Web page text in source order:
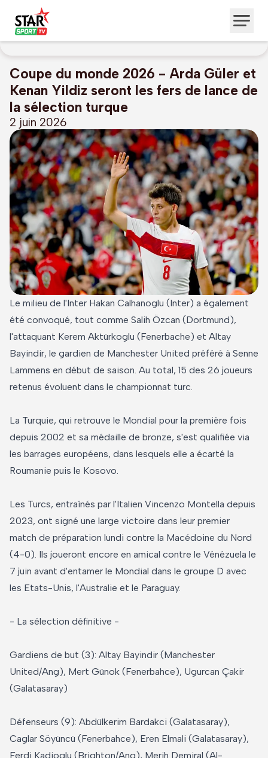
Coupe du monde 2026 - Arda Güler et
Kenan Yildiz seront les fers de lance de
la sélection turque
2 juin 2026
Le milieu de l'Inter Hakan Calhanoglu (Inter) a également
été convoqué, tout comme Salih Özcan (Dortmund),
l'attaquant Kerem Aktürkoglu (Fenerbache) et Altay
Bayindir, le gardien de Manchester United préféré à Senne
Lammens en début de saison. Au total, 15 des 26 joueurs
retenus évoluent dans le championnat turc.
La Turquie, qui retrouve le Mondial pour la première fois
depuis 2002 et sa médaille de bronze, s'est qualifiée via
les barrages européens, dans lesquels elle a écarté la
Roumanie puis le Kosovo.
Les Turcs, entraînés par l'Italien Vincenzo Montella depuis
2023, ont signé une large victoire dans leur premier
match de préparation lundi contre la Macédoine du Nord
(4-0). Ils joueront encore en amical contre le Vénézuela le
7 juin avant d'entamer le Mondial dans le groupe D avec
les Etats-Unis, l'Australie et le Paraguay.
- La sélection définitive -
Gardiens de but (3): Altay Bayindir (Manchester
United/Ang), Mert Günok (Fenerbahce), Ugurcan Çakir
(Galatasaray)
Défenseurs (9): Abdülkerim Bardakci (Galatasaray),
Caglar Söyüncü (Fenerbahce), Eren Elmali (Galatasaray),
Ferdi Kadioglu (Brighton/Ang), Merih Demiral (Al-